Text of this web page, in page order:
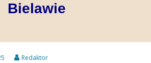
Bielawie
Redaktor